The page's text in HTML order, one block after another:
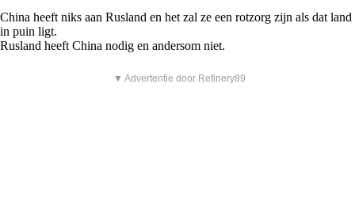
China heeft niks aan Rusland en het zal ze een rotzorg zijn als dat land
in puin ligt.
Rusland heeft China nodig en andersom niet.
▼ Advertentie door Refinery89